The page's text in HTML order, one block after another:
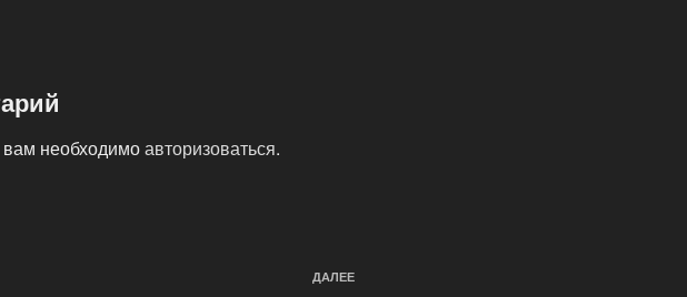
необходимоавторизоваться.
ДАЛЕЕ